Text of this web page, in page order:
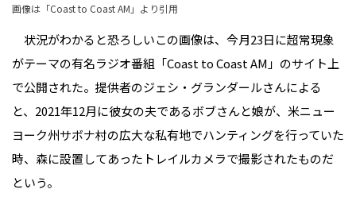
画像は「Coast to Coast AM 」より引用
状況がわかると恐ろしいこの画像は、今月23日に超常現象
がテーマの有名ラジオ番組「Coast to Coast AM」のサイト上
で公開された。提供者のジェシ・グランダールさんによる
と、2021年12月に彼女の夫であるボブさんと娘が、米ニュー
ヨーク州サボナ村の広大な私有地でハンティングを行っていた
時、森に設置してあったトレイルカメラで撮影されたものだ
という。